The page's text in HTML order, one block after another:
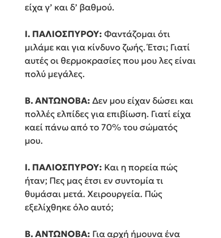
είχα γ’ και δ’ βαθμού.
Ι. ΠΑΛΙΟΣΠΥΡΟΥ: Φαντάζομαι ότι
μιλάμε και για κίνδυνο ζωής. Έτσι; Γιατί
αυτές οι θερμοκρασίες που μου λες είναι
πολύ μεγάλες.
Β. ΑΝΤΩΝΟΒΑ: Δεν μου είχαν δώσει και
πολλές ελπίδες για επιβίωση. Γιατί είχα
καεί πάνω από το 70% του σώματός
μου.
Ι. ΠΑΛΙΟΣΠΥΡΟΥ: Και η πορεία πώς
ήταν; Πες μας έτσι εν συντομία τι
θυμάσαι μετά. Χειρουργεία. Πώς
εξελίχθηκε όλο αυτό;
Β. ΑΝΤΩΝΟΒΑ: Για αρχή ήμουνα ένα